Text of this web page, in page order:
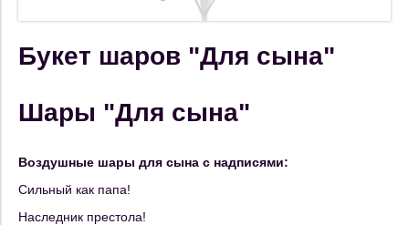
Букет шаров "Для сына"
Шары "Для сына"
Воздушные шары для сына с надписями:
Сильный как папа!
Наследник престола!